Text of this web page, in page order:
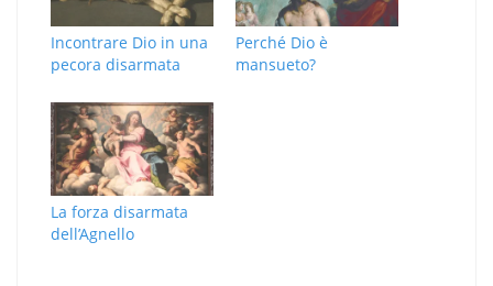
Incontrare Dio in una
pecora disarmata
Perché Dio è
mansueto?
La forza disarmata
dell’Agnello